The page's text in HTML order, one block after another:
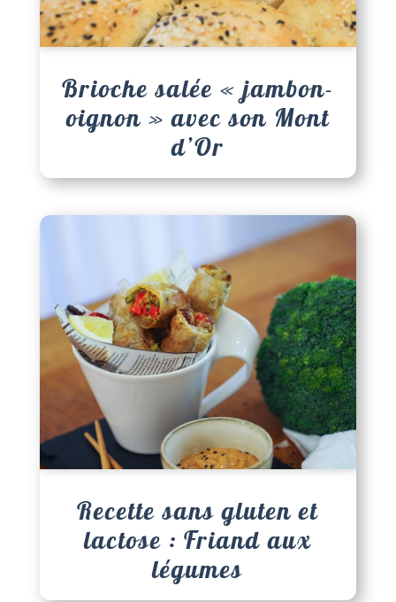
Brioche salée « jambon-
oignon » avec son Mont
d’Or
Recette sans gluten et
lactose : Friand aux
légumes